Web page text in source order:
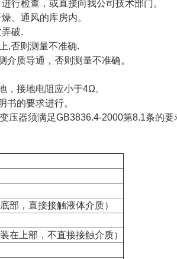
行检查，或直接向我公司技术部门。
、通风的库房内。
破.
,否则测量不准确.
质导通，否则测量不准确。
，接地电阻应小于4Ω。
书的要求进行。
压器须满足GB3836.4-2000第8.1条的要
部，直接接触液体介质）
在上部，不直接接触介质）